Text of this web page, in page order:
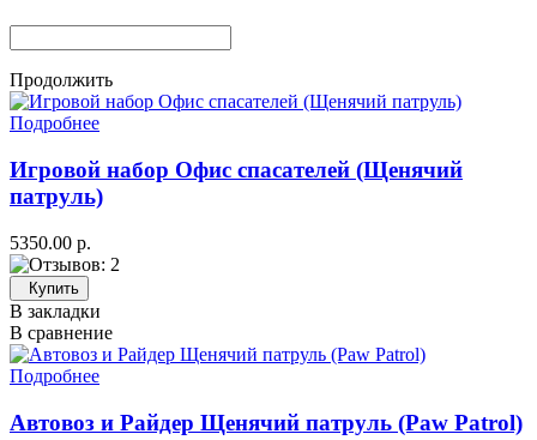
Продолжить
Подробнее
Игровой набор Офис спасателей (Щенячий
патруль)
5350.00 р.
Купить
В закладки
В сравнение
Подробнее
Автовоз и Райдер Щенячий патруль (Paw Patrol)